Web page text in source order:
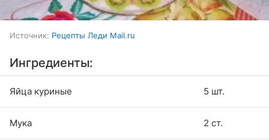
Источник: Рецепты Леди Mail.ru
Ингредиенты:
Яйца куриные 5 шт.
Мука 2 ст.